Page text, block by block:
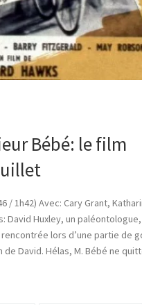
Bébé: le film
/ 1h42) Avec: Cary Grant,
David Huxley, un
lors d’une partie de
David. Hélas, M. Bébé ne